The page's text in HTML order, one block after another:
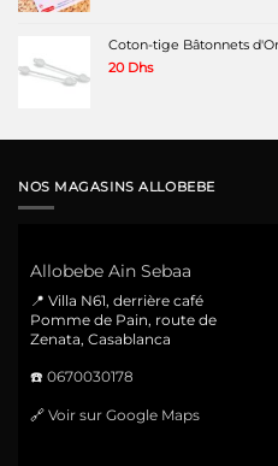
Coton-tige Bâtonnets
20 Dhs
NOS MAGASINS ALLOBEBE
Allobebe Ain Sebaa
📍 Villa N61, derrière café
Pomme de Pain, route de
Zenata, Casablanca
☎️ 0670030178
🔗 Voir sur Google Maps